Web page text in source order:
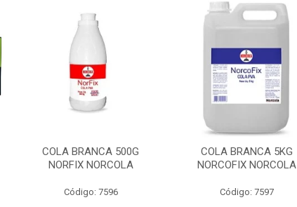
COLA BRANCA 500G
NORFIX NORCOLA
Código: 7596
COLA BRANCA 5KG
NORCOFIX NORCOLA
Código: 7597